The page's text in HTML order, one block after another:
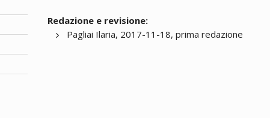
Redazione e revisione:
Pagliai Ilaria, 2017-11-18, prima redazione